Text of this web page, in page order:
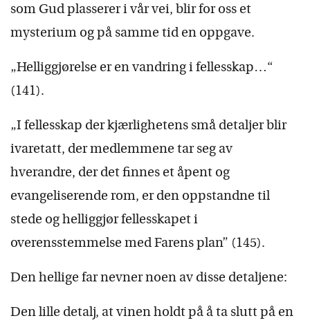
som Gud plasserer i vår vei, blir for oss et
mysterium og på samme tid en oppgave.
„Helliggjørelse er en vandring i fellesskap…“
(141).
„I fellesskap der kjærlighetens små detaljer blir
ivaretatt, der medlemmene tar seg av
hverandre, der det finnes et åpent og
evangeliserende rom, er den oppstandne til
stede og helliggjør fellesskapet i
overensstemmelse med Farens plan” (145).
Den hellige far nevner noen av disse detaljene:
Den lille detalj, at vinen holdt på å ta slutt på en